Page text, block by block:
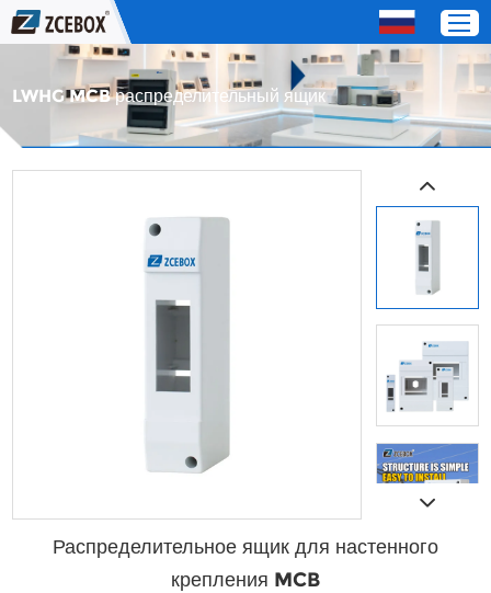
Дом
О нас
LWHG MCB распределительный ящик
Распределительное ящик для настенного
крепления MCB